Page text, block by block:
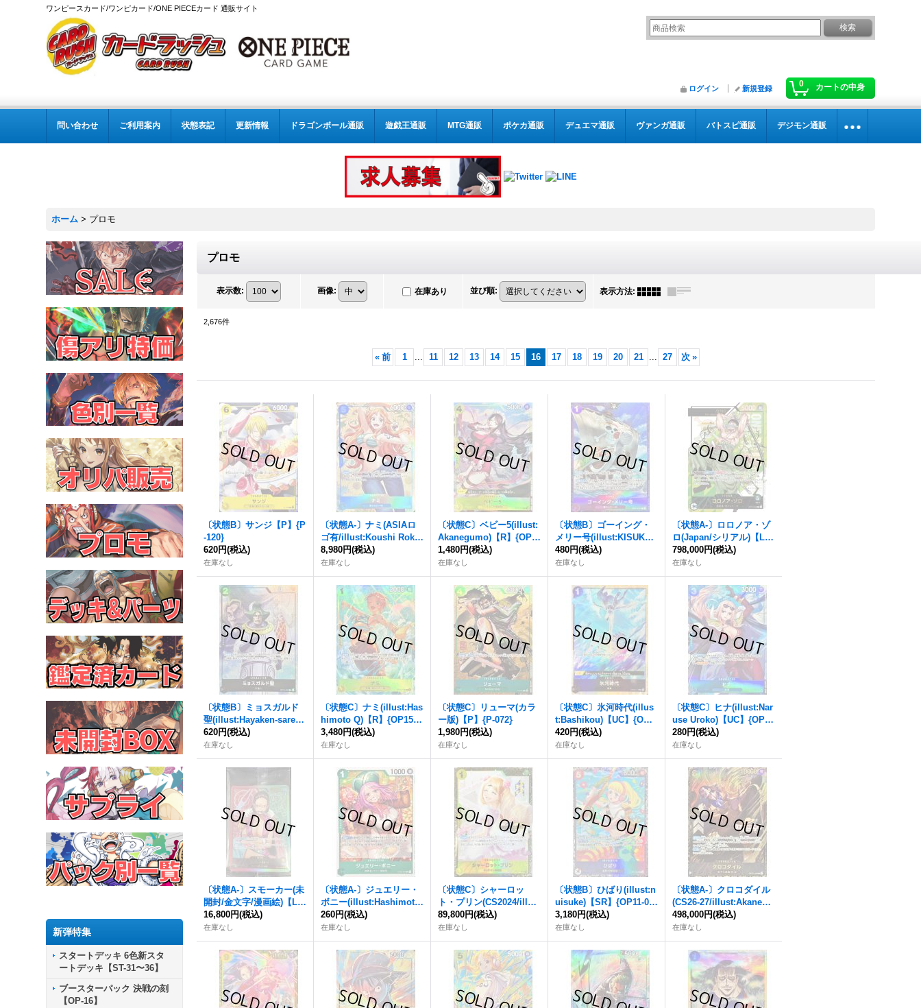
ワンピースカード/ワンピカード/ONE PIECEカード 通販サイト
0 カートの中身
ログイン 新規登録
問い合わせ ご利用案内 状態表記 更新情報 ドラゴンボール通販 遊戯王通販 MTG通販 ポケカ通販 デュエマ通販 ヴァンガ通販 バトスピ通販 デジモン通販
ホーム > プロモ
新弾特集
スタートデッキ 6色新スタ
ートデッキ【ST-31〜36】
ブースターパック 決戦の刻
【OP-16】
プロモ
表示数: 画像: 在庫あり 並び順: 表示方法:
2,676件
« 前 1 ... 11 12 13 14 15 16 17 18 19 20 21 ... 27 次 »
〔状態B〕サンジ【P】{P
-120}
620円(税込)
在庫なし
〔状態A-〕ナミ(ASIAロ
ゴ有/illust:Koushi Roku
shiro)【P】{P-112}
8,980円(税込)
在庫なし
〔状態C〕ベビー5(illust:
Akanegumo)【R】{OP1
2-112}
1,480円(税込)
在庫なし
〔状態B〕ゴーイング・
メリー号(illust:KISUKE)
【R】{EB02-041}
480円(税込)
在庫なし
〔状態A-〕ロロノア・ゾ
ロ(Japan/シリアル)【L】
{OP12-020}
798,000円(税込)
在庫なし
〔状態B〕ミョスガルド
聖(illust:Hayaken-saren
a)【C】{OP13-092}
620円(税込)
在庫なし
〔状態C〕ナミ(illust:Has
himoto Q)【R】{OP15-1
08}
3,480円(税込)
在庫なし
〔状態C〕リューマ(カラ
ー版)【P】{P-072}
1,980円(税込)
在庫なし
〔状態C〕氷河時代(illus
t:Bashikou)【UC】{OP0
2-117}
420円(税込)
在庫なし
〔状態C〕ヒナ(illust:Nar
use Uroko)【UC】{OP12
-051}
280円(税込)
在庫なし
〔状態A-〕スモーカー(未
開封/金文字/漫画絵)【L】
{OP10-001}
16,800円(税込)
在庫なし
〔状態A-〕ジュエリー・
ボニー(illust:Hashimoto
Q)【C】{ST02-007}
260円(税込)
在庫なし
〔状態C〕シャーロッ
ト・プリン(CS2024/illus
t:SHINRA AGENCY Co.L
td)【R】{OP03-112}
89,800円(税込)
在庫なし
〔状態B〕ひばり(illust:n
uisuke)【SR】{OP11-01
0}
3,180円(税込)
在庫なし
〔状態A-〕クロコダイル
(CS26-27/illust:Akanegu
mo)【SEC】{OP14-120}
498,000円(税込)
在庫なし